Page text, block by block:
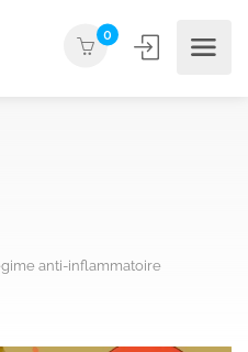
0
anti-inflammatoire